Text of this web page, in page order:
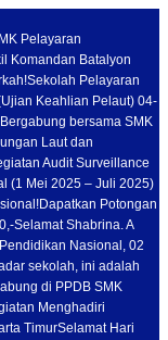
Pelayaran
Komandan Batalyon
Sekolah Pelayaran
Keahlian Pelaut) 04-
bersama SMK
Laut dan
Audit Surveillance
(1 Mei 2025 – Juli 2025)
Dapatkan Potongan
Selamat Shabrina. A
Nasional, 02
sekolah, ini adalah
di PPDB SMK
Menghadiri
TimurSelamat Hari